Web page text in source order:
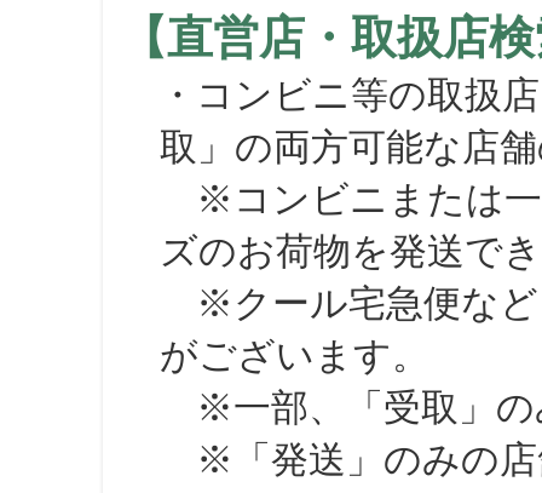
【直営店・取扱店
・コンビニ等の取扱
取」の両方可能な店
※コンビニまたは一
ズのお荷物を発送で
※クール宅急便など
がございます。
※一部、「受取」の
※「発送」のみの店